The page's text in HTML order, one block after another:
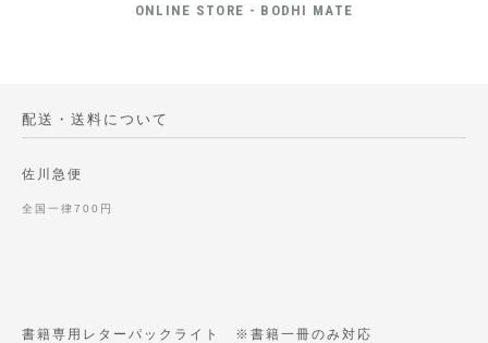
ONLINE STORE - BODHI MATE
配送・送料について
佐川急便
全国一律700円
書籍専用レターパックライト ※書籍一冊のみ対応